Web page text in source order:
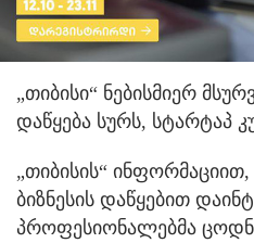
„თიბისი“ ნებისმიერ
დაწყება სურს, სტარტაპ
„თიბისის“ ინფორმაციით,
ბიზნესის დაწყებით
პროფესიონალებმა